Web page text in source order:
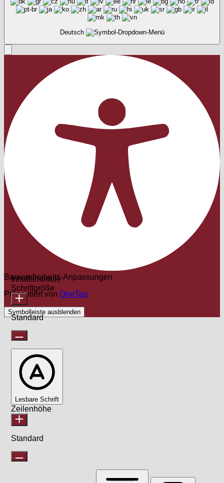
Deutsch
Barrierefreiheits-Anpassungen
Präsentiert von OneTap
Symbolleiste ausblenden
Inhaltsmodule
Schriftgröße
Standard
Lesbare Schrift
Zeilenhöhe
Standard